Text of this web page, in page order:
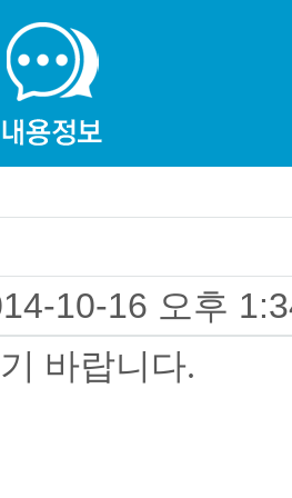
10-16 오후
바랍니다.